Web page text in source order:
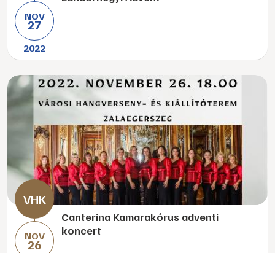
NOV
27
2022
NOV
26
Canterina Kamarakórus adventi
koncert